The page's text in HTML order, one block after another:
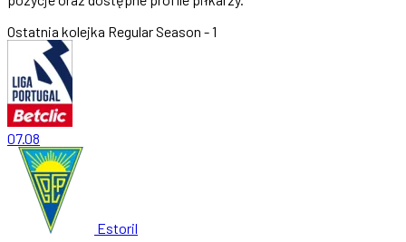
Ostatnia kolejka Regular Season - 1
07.08
Estoril